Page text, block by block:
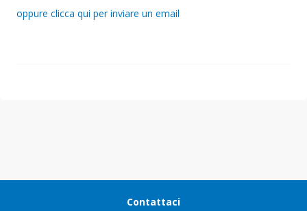
oppure clicca qui per inviare un email
Contattaci